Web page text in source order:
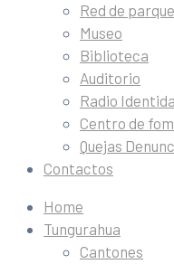
Red de
Museo
Biblioteca
Auditorio
Radio
Centro de
Quejas
Contactos
Home
Tungurahua
Cantones